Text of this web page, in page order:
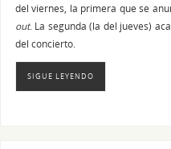
del viernes, la primera que se
out. La segunda (la del jueves)
del concierto.
SIGUE LEYENDO